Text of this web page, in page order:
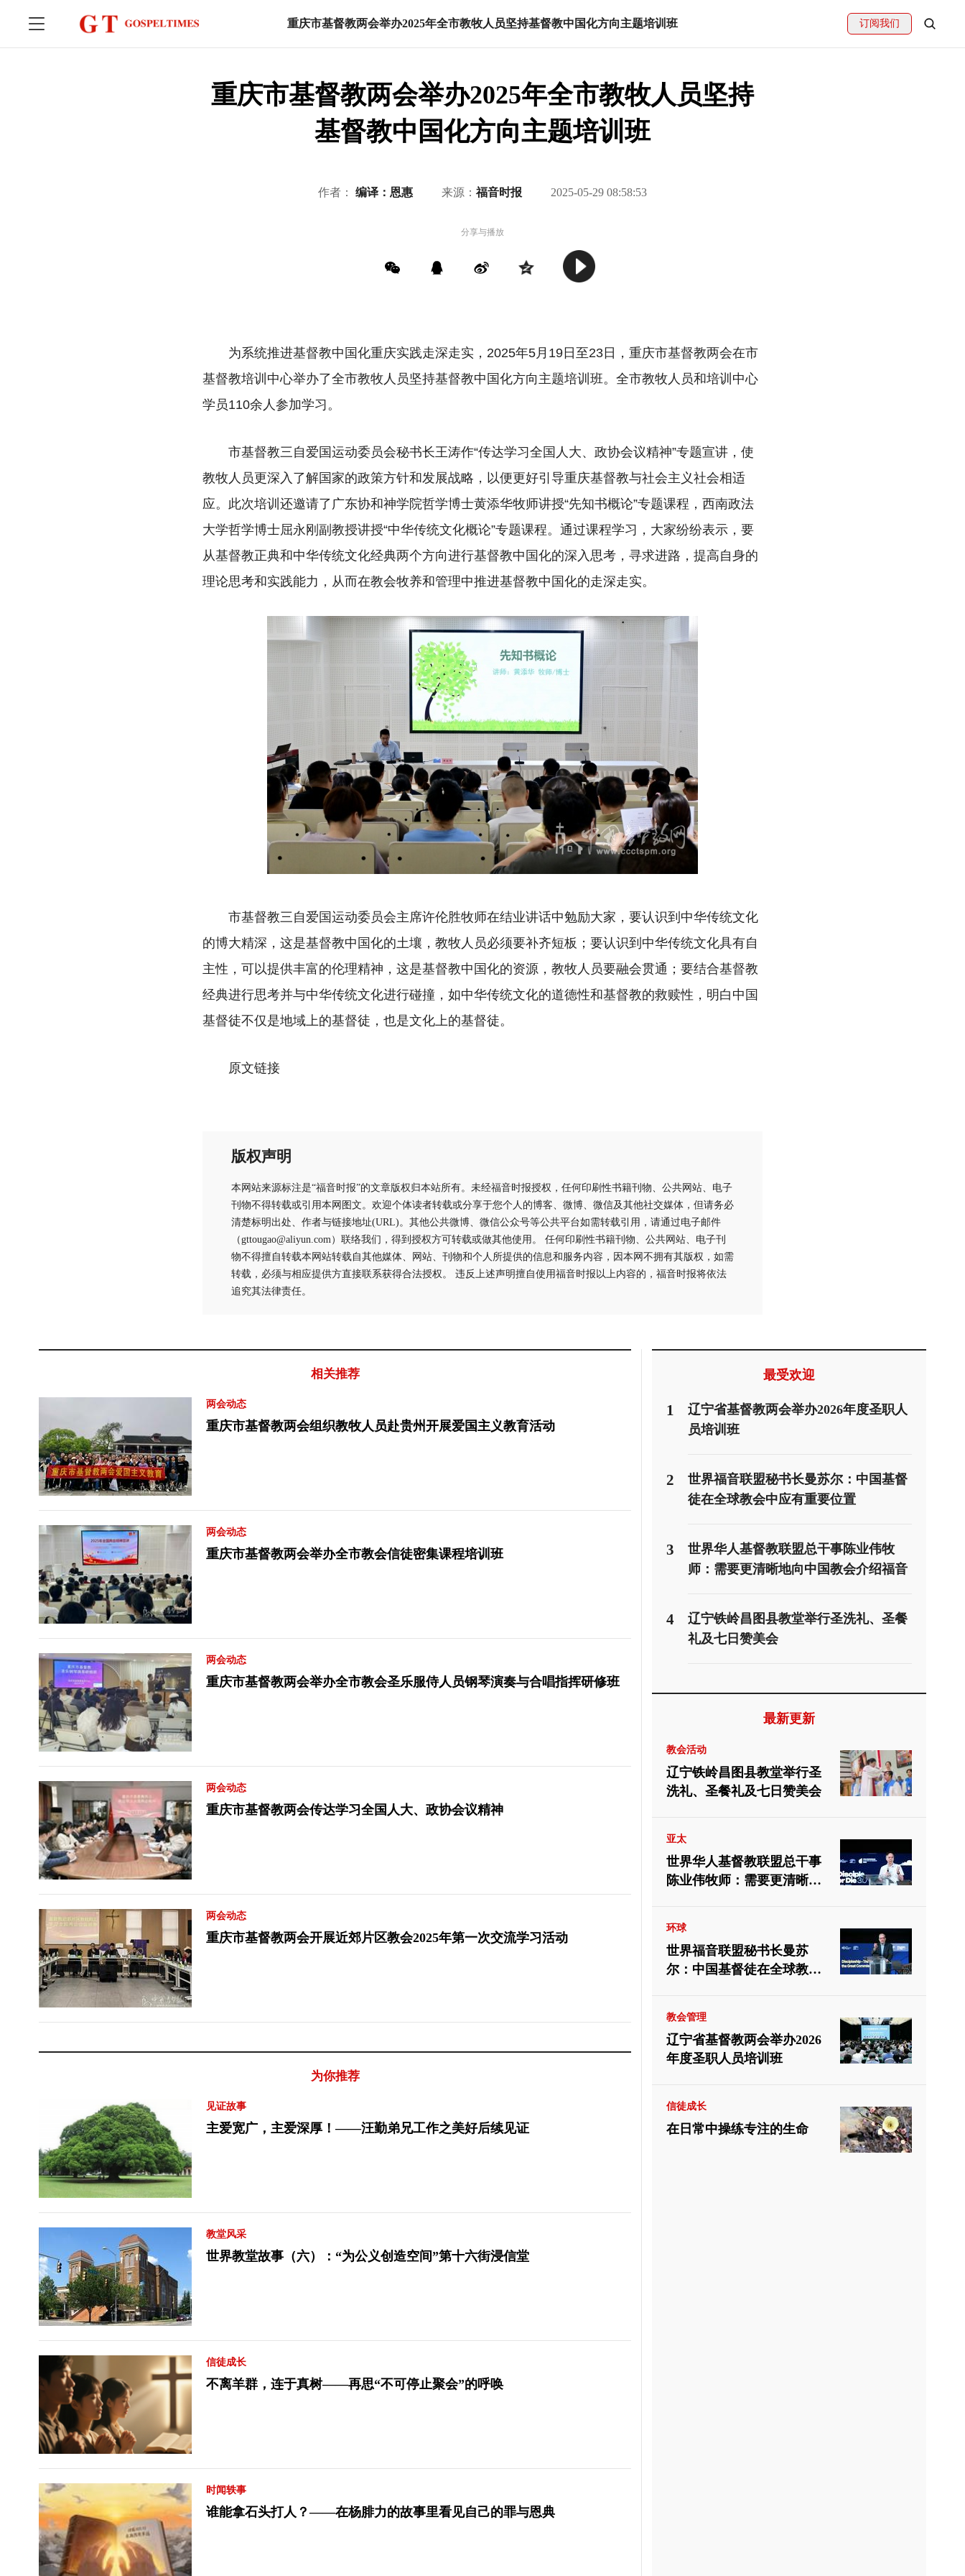
重庆市基督教两会举办2025年全市教牧人员坚持基督教中国化方向主题培训班 订阅我们
重庆市基督教两会举办2025年全市教牧人员坚持
基督教中国化方向主题培训班
作者： 编译：恩惠 来源： 福音时报 2025-05-29 08:58:53
分享与播放
为系统推进基督教中国化重庆实践走深走实，2025年5月19日至23日，重庆市基督教两会在市
基督教培训中心举办了全市教牧人员坚持基督教中国化方向主题培训班。全市教牧人员和培训中心
学员110余人参加学习。
市基督教三自爱国运动委员会秘书长王涛作“传达学习全国人大、政协会议精神”专题宣讲，使
教牧人员更深入了解国家的政策方针和发展战略，以便更好引导重庆基督教与社会主义社会相适
应。此次培训还邀请了广东协和神学院哲学博士黄添华牧师讲授“先知书概论”专题课程，西南政法
大学哲学博士屈永刚副教授讲授“中华传统文化概论”专题课程。通过课程学习，大家纷纷表示，要
从基督教正典和中华传统文化经典两个方向进行基督教中国化的深入思考，寻求进路，提高自身的
理论思考和实践能力，从而在教会牧养和管理中推进基督教中国化的走深走实。
市基督教三自爱国运动委员会主席许伦胜牧师在结业讲话中勉励大家，要认识到中华传统文化
的博大精深，这是基督教中国化的土壤，教牧人员必须要补齐短板；要认识到中华传统文化具有自
主性，可以提供丰富的伦理精神，这是基督教中国化的资源，教牧人员要融会贯通；要结合基督教
经典进行思考并与中华传统文化进行碰撞，如中华传统文化的道德性和基督教的救赎性，明白中国
基督徒不仅是地域上的基督徒，也是文化上的基督徒。
原文链接
版权声明
本网站来源标注是“福音时报”的文章版权归本站所有。未经福音时报授权，任何印刷性书籍刊物、公共网站、电子
刊物不得转载或引用本网图文。欢迎个体读者转载或分享于您个人的博客、微博、微信及其他社交媒体，但请务必
清楚标明出处、作者与链接地址(URL)。其他公共微博、微信公众号等公共平台如需转载引用，请通过电子邮件
（gttougao@aliyun.com）联络我们，得到授权方可转载或做其他使用。 任何印刷性书籍刊物、公共网站、电子刊
物不得擅自转载本网站转载自其他媒体、网站、刊物和个人所提供的信息和服务内容，因本网不拥有其版权，如需
转载，必须与相应提供方直接联系获得合法授权。 违反上述声明擅自使用福音时报以上内容的，福音时报将依法
追究其法律责任。
相关推荐
两会动态
重庆市基督教两会组织教牧人员赴贵州开展爱国主义教育活动
两会动态
重庆市基督教两会举办全市教会信徒密集课程培训班
两会动态
重庆市基督教两会举办全市教会圣乐服侍人员钢琴演奏与合唱指挥研修班
两会动态
重庆市基督教两会传达学习全国人大、政协会议精神
两会动态
重庆市基督教两会开展近郊片区教会2025年第一次交流学习活动
为你推荐
见证故事
主爱宽广，主爱深厚！——汪勤弟兄工作之美好后续见证
教堂风采
世界教堂故事（六）：“为公义创造空间”第十六街浸信堂
信徒成长
不离羊群，连于真树——再思“不可停止聚会”的呼唤
时闻轶事
谁能拿石头打人？——在杨腓力的故事里看见自己的罪与恩典
最受欢迎
1
辽宁省基督教两会举办2026年度圣职人
员培训班
2
世界福音联盟秘书长曼苏尔：中国基督
徒在全球教会中应有重要位置
3
世界华人基督教联盟总干事陈业伟牧
师：需要更清晰地向中国教会介绍福音
4
辽宁铁岭昌图县教堂举行圣洗礼、圣餐
礼及七日赞美会
最新更新
教会活动
辽宁铁岭昌图县教堂举行圣
洗礼、圣餐礼及七日赞美会
亚太
世界华人基督教联盟总干事
陈业伟牧师：需要更清晰地
环球
世界福音联盟秘书长曼苏
尔：中国基督徒在全球教会
教会管理
辽宁省基督教两会举办2026
年度圣职人员培训班
信徒成长
在日常中操练专注的生命